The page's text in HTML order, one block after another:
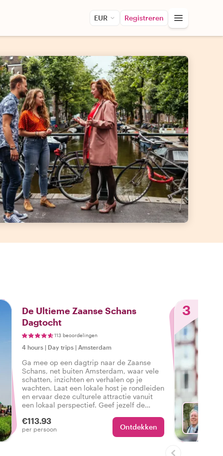
EUR Registreren
De Ultieme Zaanse Schans
Dagtocht
113 beoordelingen
4 hours | Day trips | Amsterdam
Ga mee op een dagtrip naar de Zaanse
Schans, net buiten Amsterdam, waar vele
schatten, inzichten en verhalen op je
wachten. Laat een lokale host je rondleiden
en ervaar deze culturele attractie vanuit
een lokaal perspectief. Geef jezelf de
cadeau - het is een absolute aanrader!
€113.93
per persoon Ontdekken
3